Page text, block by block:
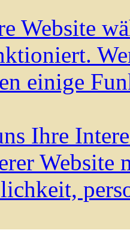
Website
einige
Ihre
Website